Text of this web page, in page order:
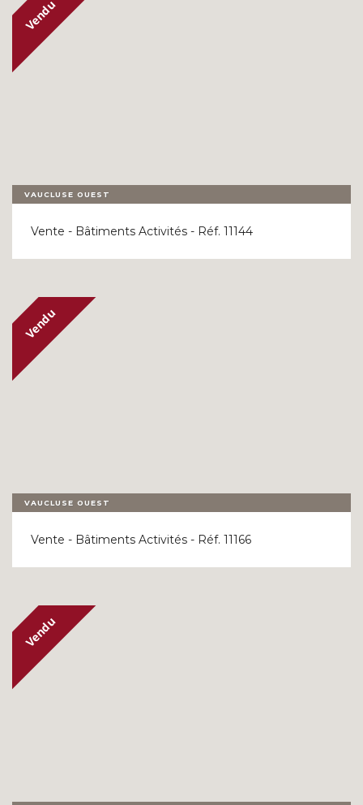
VAUCLUSE OUEST
Vente - Bâtiments Activités - Réf. 11144
VAUCLUSE OUEST
Vente - Bâtiments Activités - Réf. 11166